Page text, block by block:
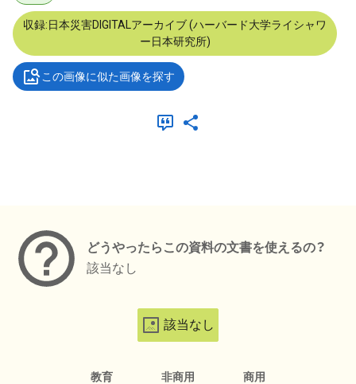
収録:日本災害DIGITALアーカイブ (ハーバード大学ライシャワ
ー日本研究所)
この画像に似た画像を探す
どうやったらこの資料の文書を使えるの？
該当なし
該当なし
教育 非商用 商用